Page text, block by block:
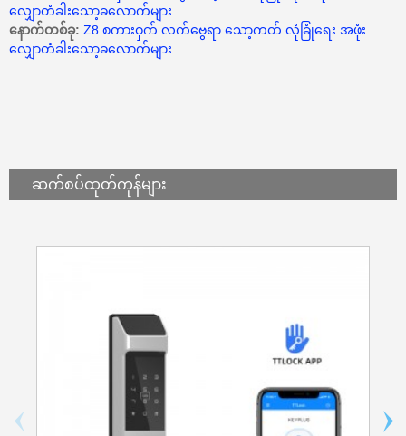
လျှောတံခါးသော့ခလောက်များ
နောက်တစ်ခု: Z8 စကားဝှက် လက်ဗွေရာ သော့ကတ် လုံခြုံရေး အဖုံး
လျှောတံခါးသော့ခလောက်များ
ဆက်စပ်ထုတ်ကုန်များ